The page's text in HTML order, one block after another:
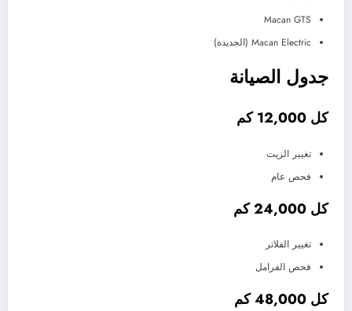
Macan GTS
Macan Electric (الجديدة)
جدول الصيانة
كل 12,000 كم
تغيير الزيت
فحص عام
كل 24,000 كم
تغيير الفلاتر
فحص الفرامل
كل 48,000 كم